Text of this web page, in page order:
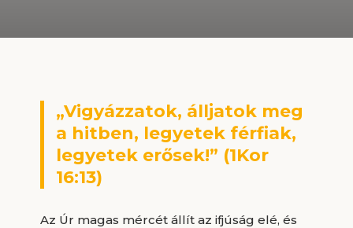
„Vigyázzatok, álljatok meg
a hitben, legyetek férfiak,
legyetek erősek!” (1Kor
16:13)
Az Úr magas mércét állít az ifjúság elé, és